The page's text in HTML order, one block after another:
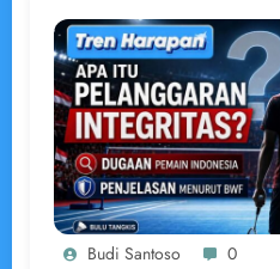
Budi Santoso 0